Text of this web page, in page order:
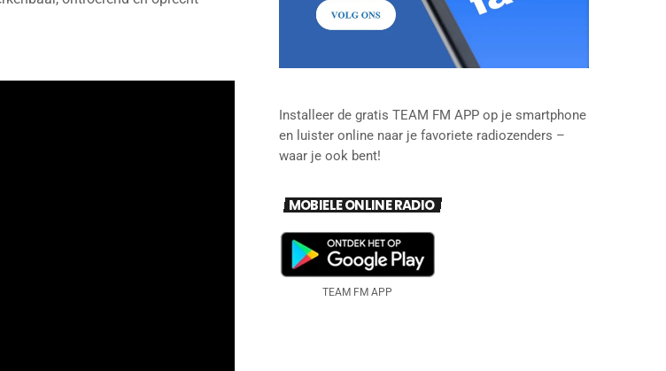
Installeer de gratis TEAM FM APP op je smartphone
en luister online naar je favoriete radiozenders –
waar je ook bent!
MOBIELE ONLINE RADIO
TEAM FM APP